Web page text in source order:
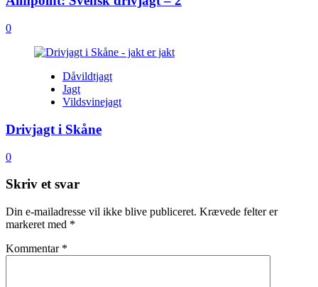
0
Dåvildtjagt
Jagt
Vildsvinejagt
Drivjagt i Skåne
0
Skriv et svar
Din e-mailadresse vil ikke blive publiceret. Krævede felter er
markeret med *
Kommentar *